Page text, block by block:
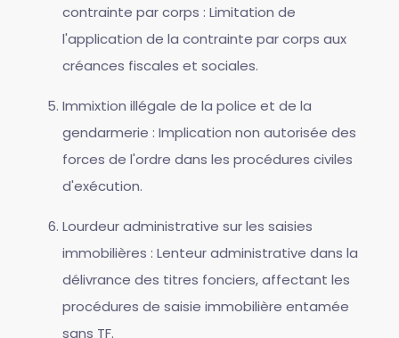
contrainte par corps : Limitation de
l'application de la contrainte par corps aux
créances fiscales et sociales.
Immixtion illégale de la police et de la
gendarmerie : Implication non autorisée des
forces de l'ordre dans les procédures civiles
d'exécution.
Lourdeur administrative sur les saisies
immobilières : Lenteur administrative dans la
délivrance des titres fonciers, affectant les
procédures de saisie immobilière entamée
sans TF.